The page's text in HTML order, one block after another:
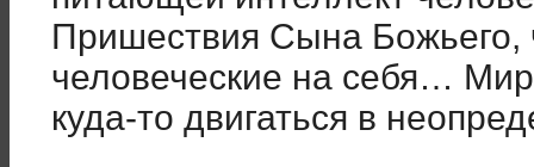
Пришествия Сына Божьего,
человеческие на себя…
куда-то двигаться в